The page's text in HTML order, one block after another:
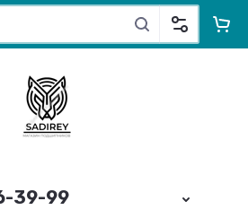
39-99